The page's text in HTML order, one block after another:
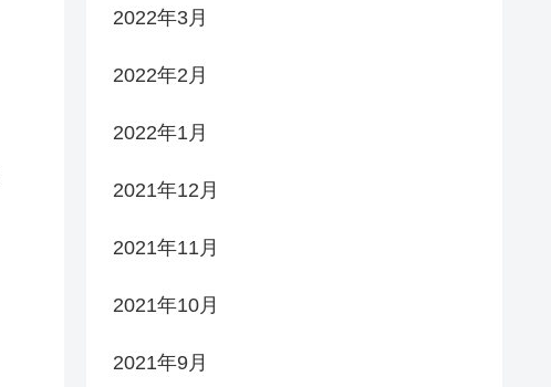
2022年3月
2022年2月
2022年1月
2021年12月
2021年11月
2021年10月
2021年9月